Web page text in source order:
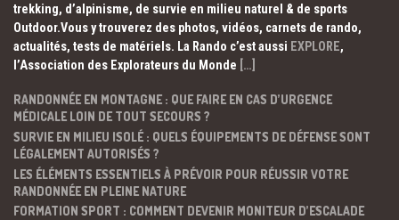
trekking, d’alpinisme, de survie en milieu naturel & de sports
Outdoor.Vous y trouverez des photos, vidéos, carnets de rando,
actualités, tests de matériels. La Rando c’est aussi EXPLORE,
l’Association des Explorateurs du Monde […]
RANDONNÉE EN MONTAGNE : QUE FAIRE EN CAS D’URGENCE
MÉDICALE LOIN DE TOUT SECOURS ?
SURVIE EN MILIEU ISOLÉ : QUELS ÉQUIPEMENTS DE DÉFENSE SONT
LÉGALEMENT AUTORISÉS ?
LES ÉLÉMENTS ESSENTIELS À PRÉVOIR POUR RÉUSSIR VOTRE
RANDONNÉE EN PLEINE NATURE
FORMATION SPORT : COMMENT DEVENIR MONITEUR D’ESCALADE